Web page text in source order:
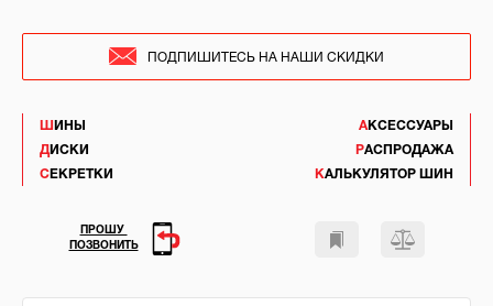
ШИНЫ
ДИСКИ
СЕКРЕТКИ
АКСЕССУАРЫ
РАСПРОДАЖА
КАЛЬКУЛЯТОР ШИН
ПОДПИШИТЕСЬ НА НАШИ СКИДКИ
ПРОШУ
ПОЗВОНИТЬ